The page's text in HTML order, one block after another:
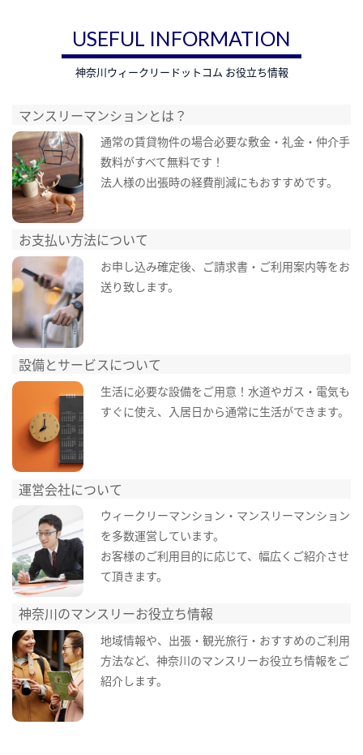
USEFUL INFORMATION
神奈川ウィークリードットコム お役立ち情報
マンスリーマンションとは？
通常の賃貸物件の場合必要な敷金・礼金・仲介手
数料がすべて無料です！
法人様の出張時の経費削減にもおすすめです。
お支払い方法について
お申し込み確定後、ご請求書・ご利用案内等をお
送り致します。
設備とサービスについて
生活に必要な設備をご用意！水道やガス・電気も
すぐに使え、入居日から通常に生活ができます。
運営会社について
ウィークリーマンション・マンスリーマンション
を多数運営しています。
お客様のご利用目的に応じて、幅広くご紹介させ
て頂きます。
神奈川のマンスリーお役立ち情報
地域情報や、出張・観光旅行・おすすめのご利用
方法など、神奈川のマンスリーお役立ち情報をご
紹介します。